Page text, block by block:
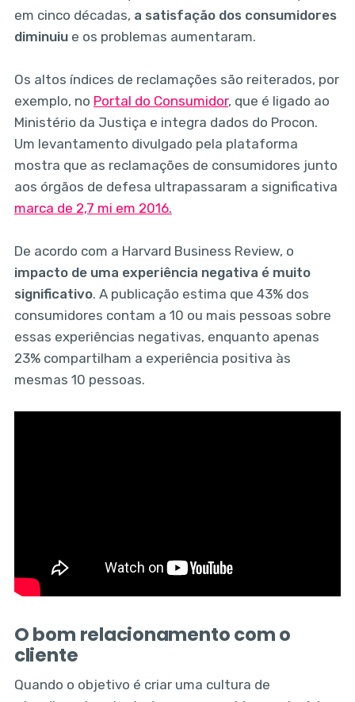
em cinco décadas, a satisfação dos consumidores
diminuiue os problemas aumentaram.
Os altos índices de reclamações são reiterados, por
exemplo, no Portal do Consumidor, que é ligado ao
Ministério da Justiça e integra dados do Procon.
Um levantamento divulgado pela plataforma
mostra que as reclamações de consumidores junto
aos órgãos de defesa ultrapassaram a significativa
marca de 2,7 mi em 2016.
De acordo com a Harvard Business Review, o
impacto de uma experiência negativa é muito
significativo. A publicação estima que 43% dos
consumidores contam a 10 ou mais pessoas sobre
essas experiências negativas, enquanto apenas
23% compartilham a experiência positiva às
mesmas 10 pessoas.
O bom relacionamento com o
cliente
Quando o objetivo é criar uma cultura de